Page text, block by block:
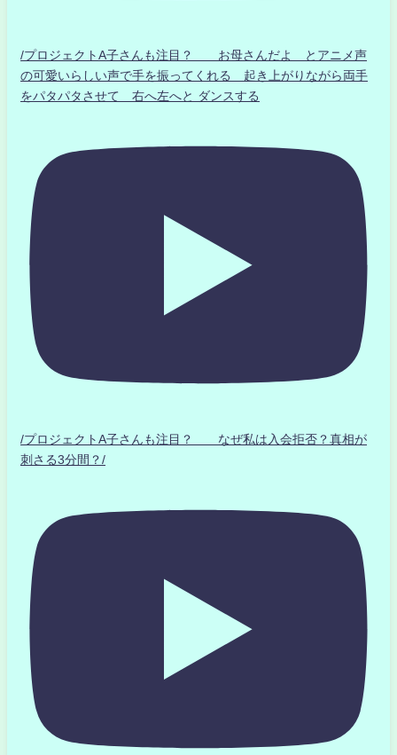
/プロジェクトA子さんも注目？ お母さんだよ とアニメ声
の可愛いらしい声で手を振ってくれる 起き上がりながら両手
をパタパタさせて 右へ左へと ダンスする
/プロジェクトA子さんも注目？ なぜ私は入会拒否？真相が
刺さる3分間？/